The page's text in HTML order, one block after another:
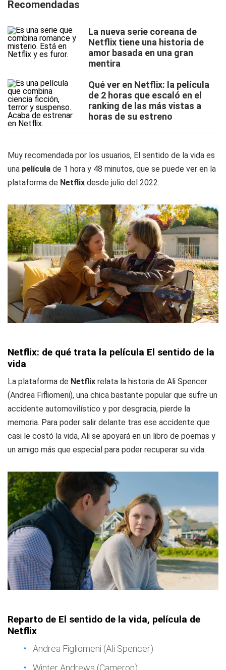
Recomendadas
La nueva serie coreana de
Netflix tiene una historia de
amor basada en una gran
mentira
Qué ver en Netflix: la película
de 2 horas que escaló en el
ranking de las más vistas a
horas de su estreno
Muy recomendada por los usuarios, El sentido de la vida es
una película de 1 hora y 48 minutos, que se puede ver en la
plataforma de Netflix desde julio del 2022.
Netflix: de qué trata la película El sentido de la
vida
La plataforma de Netflix relata la historia de Ali Spencer
(Andrea Fifliomeni), una chica bastante popular que sufre un
accidente automovilístico y por desgracia, pierde la
memoria. Para poder salir delante tras ese accidente que
casi le costó la vida, Ali se apoyará en un libro de poemas y
un amigo más que especial para poder recuperar su vida.
Reparto de El sentido de la vida, película de
Netflix
Andrea Figliomeni (Ali Spencer)
Winter Andrews (Cameron)